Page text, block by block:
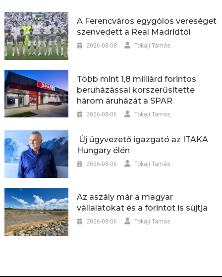
A Ferencváros egygólos vereséget
szenvedett a Real Madridtól
2026-08-08 Tokaji Tamás
Több mint 1,8 milliárd forintos
beruházással korszerűsítette
három áruházát a SPAR
2026-08-06 Tokaji Tamás
Új ügyvezető igazgató az ITAKA
Hungary élén
2026-08-06 Tokaji Tamás
Az aszály már a magyar
vállalatokat és a forintot is sújtja
2026-08-06 Tokaji Tamás